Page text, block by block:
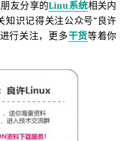
友分享的Linu系统相关内
知识记得关注公众号“良许
行关注，更多干货等着你